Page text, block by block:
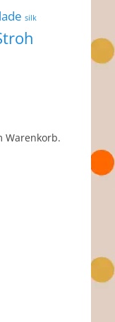
silk
Warenkorb.